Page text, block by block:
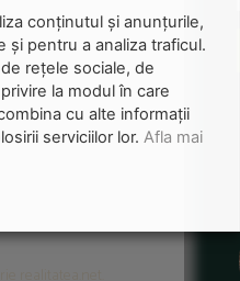
conținutul și anunțurile,
și pentru a analiza traficul.
rețele sociale, de
la modul în care
cu alte informații
serviciilor lor. Afla mai